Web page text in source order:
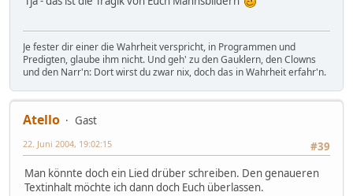
Je fester dir einer die Wahrheit verspricht, in Programmen und
Predigten, glaube ihm nicht. Und geh' zu den Gauklern, den Clowns
und den Narr'n: Dort wirst du zwar nix, doch das in Wahrheit erfahr'n.
Atello
Gast
#39
22. Juni 2004, 19:02:15
Man könnte doch ein Lied drüber schreiben. Den genaueren
Textinhalt möchte ich dann doch Euch überlassen.